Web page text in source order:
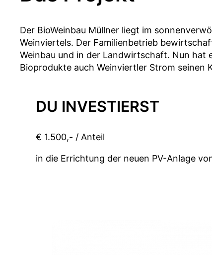
Der BioWeinbau Müllner liegt im
Weinviertels. Der Familienbetrieb
Weinbau und in der Landwirtschaft. Nun hat
Bioprodukte auch Weinviertler Strom seinen
DU INVESTIERST
€ 1.500,- / Anteil
in die Errichtung der neuen PV-Anlage